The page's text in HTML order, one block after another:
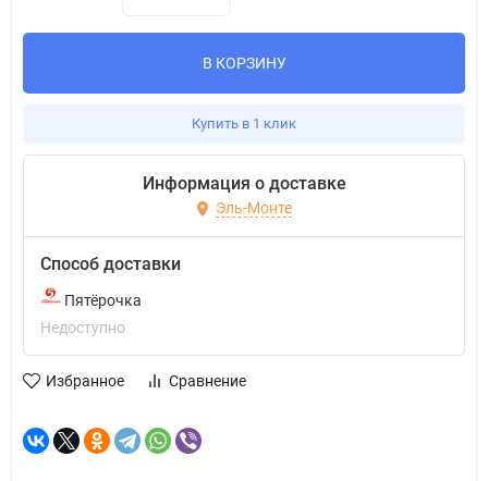
В КОРЗИНУ
Купить в 1 клик
Информация о доставке
Эль-Монте
Способ доставки
Пятёрочка
Недоступно
Избранное Сравнение